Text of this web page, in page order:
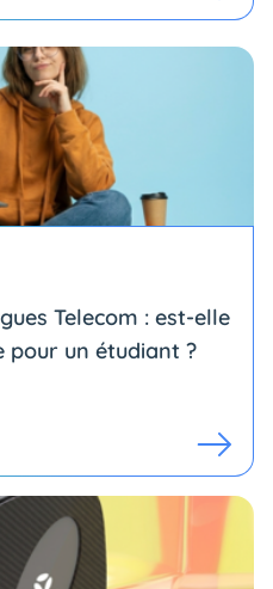
Telecom : est-elle
un étudiant ?